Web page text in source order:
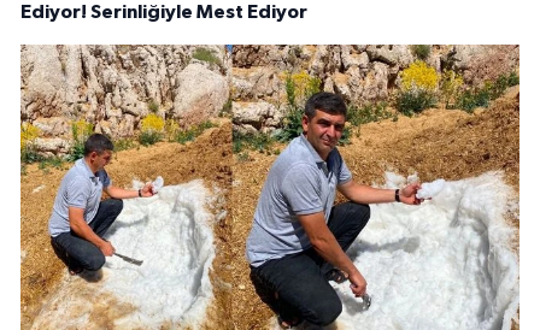
Ediyor! Serinliğiyle Mest Ediyor